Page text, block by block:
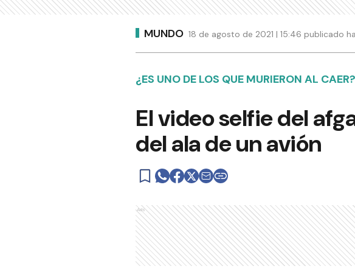
MUNDO 18 de agosto de 2021 | 15:46 publicado
¿ES UNO DE LOS QUE MURIERON AL CAER?
El video selfie del
del ala de un avión
Ads